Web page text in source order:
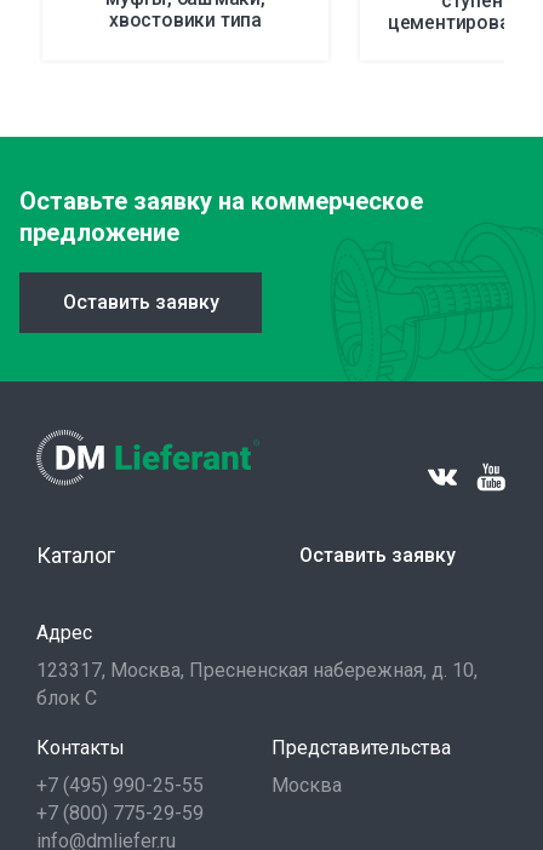
хвостовики типа
Оставьте заявку на коммерческое
предложение
Оставить заявку
Каталог Оставить заявку
Адрес
123317, Москва, Пресненская набережная, д. 10,
блок С
Контакты
+7 (495) 990-25-55
+7 (800) 775-29-59
info@dmliefer.ru
Представительства
Москва